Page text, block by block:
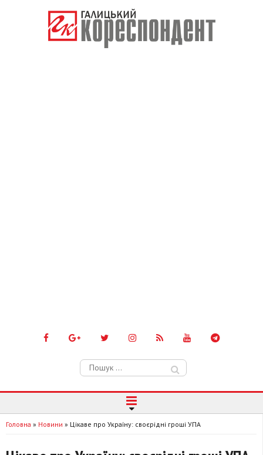
Пошук:
Головна » Новини » Цікаве про Україну: своєрідні гроші УПА